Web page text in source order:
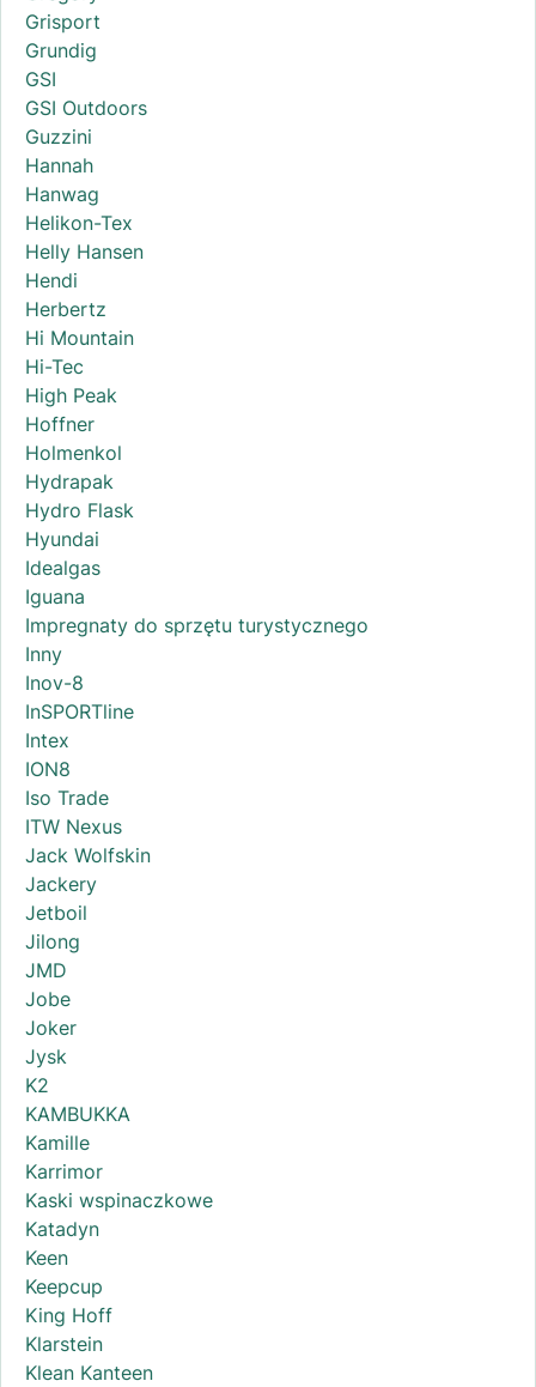
Grisport
Grundig
GSI
GSI Outdoors
Guzzini
Hannah
Hanwag
Helikon-Tex
Helly Hansen
Hendi
Herbertz
Hi Mountain
Hi-Tec
High Peak
Hoffner
Holmenkol
Hydrapak
Hydro Flask
Hyundai
Idealgas
Iguana
Impregnaty do sprzętu turystycznego
Inny
Inov-8
InSPORTline
Intex
ION8
Iso Trade
ITW Nexus
Jack Wolfskin
Jackery
Jetboil
Jilong
JMD
Jobe
Joker
Jysk
K2
KAMBUKKA
Kamille
Karrimor
Kaski wspinaczkowe
Katadyn
Keen
Keepcup
King Hoff
Klarstein
Klean Kanteen